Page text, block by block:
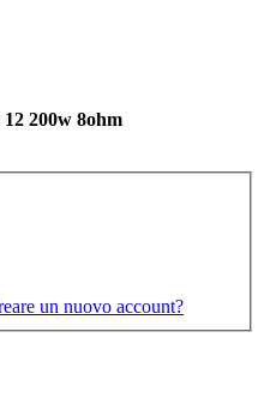
200w 8ohm
un nuovo account?